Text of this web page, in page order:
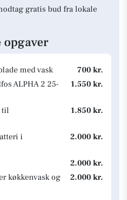
gratis bud fra lokale
opgaver
med vask
700 kr.
ALPHA 2 25-
1.550 kr.
til
1.850 kr.
i
2.000 kr.
2.000 kr.
køkkenvask og
2.000 kr.